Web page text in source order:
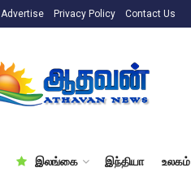
Advertise Privacy Policy Contact Us
இலங்கை இந்தியா உலகம்